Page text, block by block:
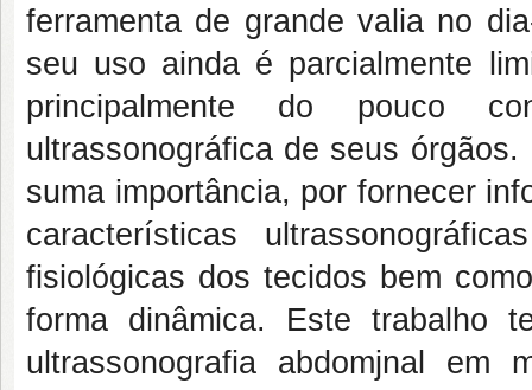
ferramenta de grande valia no
seu uso ainda é parcialmente
principalmente do pouco
ultrassonográfica de seus
suma importância, por fornecer
características
fisiológicas dos tecidos bem
forma dinâmica. Este trabalho
ultrassonografia abdomjnal